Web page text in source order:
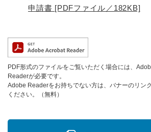
申請書 [PDFファイル／182KB]
PDF形式のファイルをご覧いただく場合には、
Readerが必要です。
Adobe Readerをお持ちでない方は、バナーのリン
ください。（無料）